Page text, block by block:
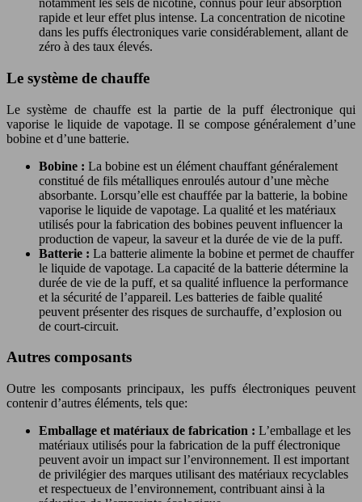
notamment les sels de nicotine, connus pour leur absorption
rapide et leur effet plus intense. La concentration de nicotine
dans les puffs électroniques varie considérablement, allant de
zéro à des taux élevés.
Le système de chauffe
Le système de chauffe est la partie de la puff électronique qui
vaporise le liquide de vapotage. Il se compose généralement d’une
bobine et d’une batterie.
Bobine : La bobine est un élément chauffant généralement
constitué de fils métalliques enroulés autour d’une mèche
absorbante. Lorsqu’elle est chauffée par la batterie, la bobine
vaporise le liquide de vapotage. La qualité et les matériaux
utilisés pour la fabrication des bobines peuvent influencer la
production de vapeur, la saveur et la durée de vie de la puff.
Batterie : La batterie alimente la bobine et permet de chauffer
le liquide de vapotage. La capacité de la batterie détermine la
durée de vie de la puff, et sa qualité influence la performance
et la sécurité de l’appareil. Les batteries de faible qualité
peuvent présenter des risques de surchauffe, d’explosion ou
de court-circuit.
Autres composants
Outre les composants principaux, les puffs électroniques peuvent
contenir d’autres éléments, tels que:
Emballage et matériaux de fabrication : L’emballage et les
matériaux utilisés pour la fabrication de la puff électronique
peuvent avoir un impact sur l’environnement. Il est important
de privilégier des marques utilisant des matériaux recyclables
et respectueux de l’environnement, contribuant ainsi à la